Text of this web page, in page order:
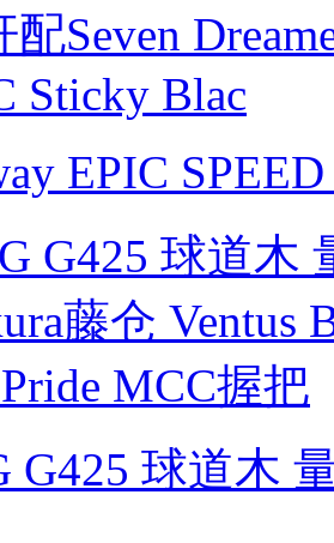
EPIC
G425 球道木